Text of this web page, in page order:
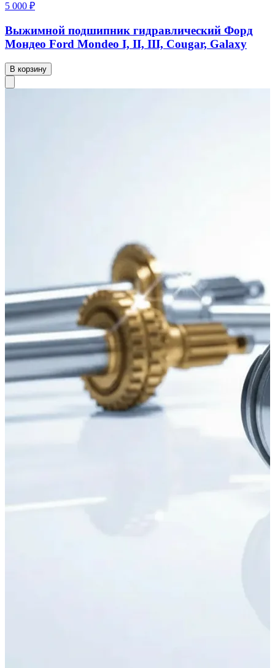
5 000 ₽
Выжимной подшипник гидравлический Форд
Мондео Ford Mondeo I, II, III, Cougar, Galaxy
В корзину